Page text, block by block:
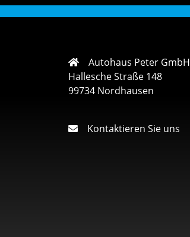
Autohaus Peter GmbH
Hallesche Straße 148
99734 Nordhausen
Kontaktieren Sie uns